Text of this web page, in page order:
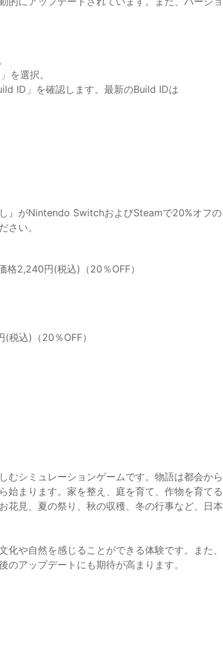
を選択。
ID」を確認します。最新のBuild IDは
』がNintendo SwitchおよびSteamで20%オフの
さい。
2,240円(税込)（20％OFF）
込)（20％OFF）
むシミュレーションゲームです。物語は都会から
始まります。家を整え、庭を育て、作物を育てる
花見、夏の祭り、秋の収穫、冬の行事など、日本
や自然を感じることができる体験です。また、
アップデートにも期待が高まります。